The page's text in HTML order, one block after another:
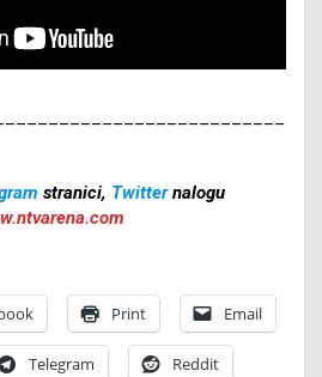
stranici, Twitternalogu
Print Email
Telegram Reddit